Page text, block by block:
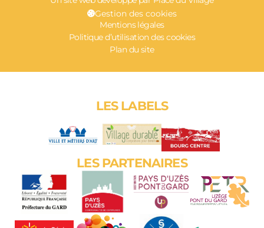
Gestion des cookies
Mentions légales
Politique d’utilisation des cookies
Plan du site
LES LABELS
LES PARTENAIRES